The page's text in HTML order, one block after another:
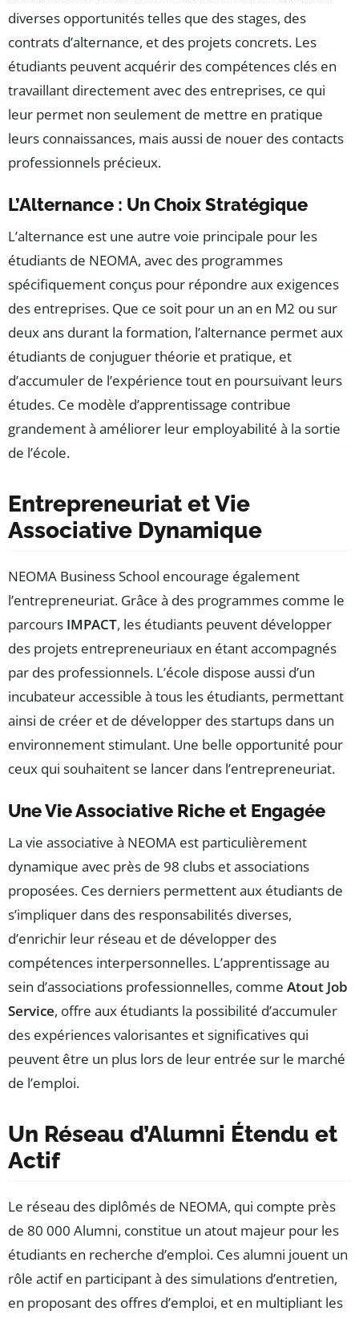
diverses opportunités telles que des stages, des
contrats d’alternance, et des projets concrets. Les
étudiants peuvent acquérir des compétences clés en
travaillant directement avec des entreprises, ce qui
leur permet non seulement de mettre en pratique
leurs connaissances, mais aussi de nouer des contacts
professionnels précieux.
L’Alternance : Un Choix Stratégique
L’alternance est une autre voie principale pour les
étudiants de NEOMA, avec des programmes
spécifiquement conçus pour répondre aux exigences
des entreprises. Que ce soit pour un an en M2 ou sur
deux ans durant la formation, l’alternance permet aux
étudiants de conjuguer théorie et pratique, et
d’accumuler de l’expérience tout en poursuivant leurs
études. Ce modèle d’apprentissage contribue
grandement à améliorer leur employabilité à la sortie
de l’école.
Entrepreneuriat et Vie
Associative Dynamique
NEOMA Business School encourage également
l’entrepreneuriat. Grâce à des programmes comme le
parcours IMPACT, les étudiants peuvent développer
des projets entrepreneuriaux en étant accompagnés
par des professionnels. L’école dispose aussi d’un
incubateur accessible à tous les étudiants, permettant
ainsi de créer et de développer des startups dans un
environnement stimulant. Une belle opportunité pour
ceux qui souhaitent se lancer dans l’entrepreneuriat.
Une Vie Associative Riche et Engagée
La vie associative à NEOMA est particulièrement
dynamique avec près de 98 clubs et associations
proposées. Ces derniers permettent aux étudiants de
s’impliquer dans des responsabilités diverses,
d’enrichir leur réseau et de développer des
compétences interpersonnelles. L’apprentissage au
sein d’associations professionnelles, comme Atout Job
Service, offre aux étudiants la possibilité d’accumuler
des expériences valorisantes et significatives qui
peuvent être un plus lors de leur entrée sur le marché
de l’emploi.
Un Réseau d’Alumni Étendu et
Actif
Le réseau des diplômés de NEOMA, qui compte près
de 80 000 Alumni, constitue un atout majeur pour les
étudiants en recherche d’emploi. Ces alumni jouent un
rôle actif en participant à des simulations d’entretien,
en proposant des offres d’emploi, et en multipliant les